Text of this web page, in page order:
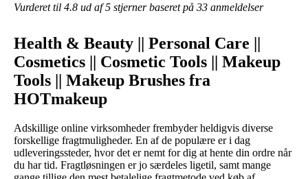
Vurderet til 4.8 ud af 5 stjerner baseret på 33 anmeldelser
Health & Beauty || Personal Care ||
Cosmetics || Cosmetic Tools || Makeup
Tools || Makeup Brushes fra
HOTmakeup
Adskillige online virksomheder frembyder heldigvis diverse
forskellige fragtmuligheder. En af de populære er i dag
udleveringssteder, hvor det er nemt for dig at hente din ordre når
du har tid. Fragtløsningen er jo særdeles ligetil, samt mange